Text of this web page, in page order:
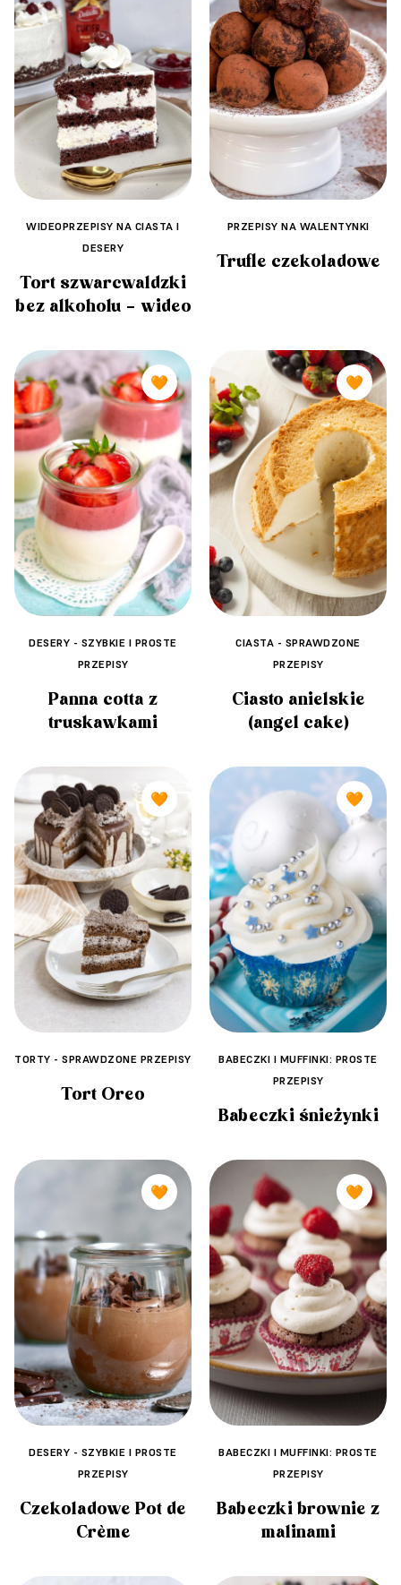
WIDEOPRZEPISY NA CIASTA I
DESERY
Tort szwarcwaldzki
bez alkoholu – wideo
PRZEPISY NA WALENTYNKI
Trufle czekoladowe
🧡
DESERY - SZYBKIE I PROSTE
PRZEPISY
Panna cotta z
truskawkami
🧡
CIASTA - SPRAWDZONE
PRZEPISY
Ciasto anielskie
(angel cake)
🧡
TORTY - SPRAWDZONE PRZEPISY
Tort Oreo
🧡
BABECZKI I MUFFINKI: PROSTE
PRZEPISY
Babeczki śnieżynki
🧡
DESERY - SZYBKIE I PROSTE
PRZEPISY
Czekoladowe Pot de
Crème
🧡
BABECZKI I MUFFINKI: PROSTE
PRZEPISY
Babeczki brownie z
malinami